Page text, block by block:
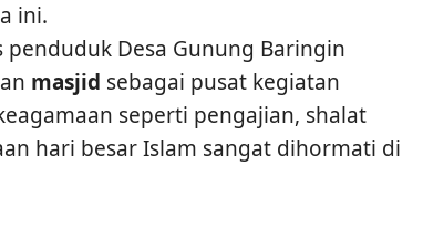
ini.
penduduk Desa Gunung Baringin
masjid sebagai pusat kegiatan
seperti pengajian, shalat
hari besar Islam sangat dihormati di